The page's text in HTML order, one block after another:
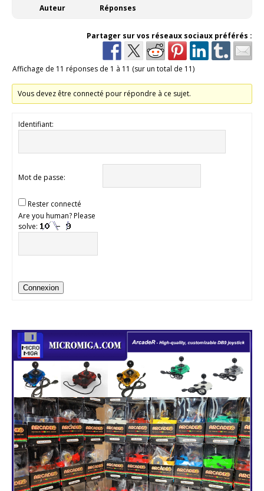
Auteur Réponses
Partager sur vos réseaux sociaux préférés :
Affichage de 11 réponses de 1 à 11 (sur un total de 11)
Vous devez être connecté pour répondre à ce sujet.
Identifiant:
Mot de passe:
Rester connecté
Are you human? Please
solve:
Connexion